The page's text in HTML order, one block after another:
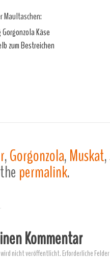
Maultaschen:
Gorgonzola Käse
zum Bestreichen
,Gorgonzola,Muskat,
permalink.
Kommentar
wird nicht veröffentlicht.Erforderliche